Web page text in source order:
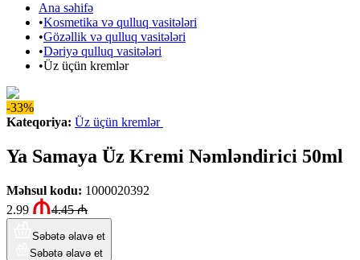
Ana səhifə
•Kosmetika və qulluq vasitələri
•Gözəllik və qulluq vasitələri
•Dəriyə qulluq vasitələri
•Üz üçün kremlər
-33%
Kateqoriya: Üz üçün kremlər
Ya Samaya Üz Kremi Nəmləndirici 50ml
Məhsul kodu: 1000020392
2.99
4.45₼
Səbətə əlavə et
Səbətə əlavə et